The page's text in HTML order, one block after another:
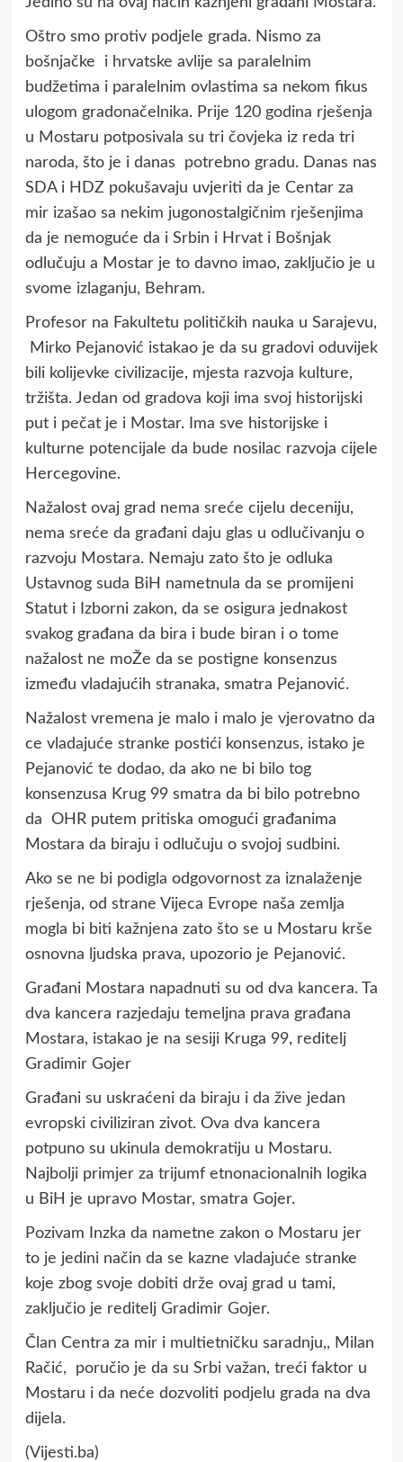
Oštro smo protiv podjele grada. Nismo za
bošnjačke i hrvatske avlije sa paralelnim
budžetima i paralelnim ovlastima sa nekom fikus
ulogom gradonačelnika. Prije 120 godina rješenja
u Mostaru potposivala su tri čovjeka iz reda tri
naroda, što je i danas potrebno gradu. Danas nas
SDA i HDZ pokušavaju uvjeriti da je Centar za
mir izašao sa nekim jugonostalgičnim rješenjima
da je nemoguće da i Srbin i Hrvat i Bošnjak
odlučuju a Mostar je to davno imao, zaključio je u
svome izlaganju, Behram.
Profesor na Fakultetu političkih nauka u Sarajevu,
Mirko Pejanović istakao je da su gradovi oduvijek
bili kolijevke civilizacije, mjesta razvoja kulture,
tržišta. Jedan od gradova koji ima svoj historijski
put i pečat je i Mostar. Ima sve historijske i
kulturne potencijale da bude nosilac razvoja cijele
Hercegovine.
Nažalost ovaj grad nema sreće cijelu deceniju,
nema sreće da građani daju glas u odlučivanju o
razvoju Mostara. Nemaju zato što je odluka
Ustavnog suda BiH nametnula da se promijeni
Statut i Izborni zakon, da se osigura jednakost
svakog građana da bira i bude biran i o tome
nažalost ne moŽe da se postigne konsenzus
između vladajućih stranaka, smatra Pejanović.
Nažalost vremena je malo i malo je vjerovatno da
ce vladajuće stranke postići konsenzus, istako je
Pejanović te dodao, da ako ne bi bilo tog
konsenzusa Krug 99 smatra da bi bilo potrebno
da OHR putem pritiska omogući građanima
Mostara da biraju i odlučuju o svojoj sudbini.
Ako se ne bi podigla odgovornost za iznalaženje
rješenja, od strane Vijeca Evrope naša zemlja
mogla bi biti kažnjena zato što se u Mostaru krše
osnovna ljudska prava, upozorio je Pejanović.
Građani Mostara napadnuti su od dva kancera. Ta
dva kancera razjedaju temeljna prava građana
Mostara, istakao je na sesiji Kruga 99, reditelj
Gradimir Gojer
Građani su uskraćeni da biraju i da žive jedan
evropski civiliziran zivot. Ova dva kancera
potpuno su ukinula demokratiju u Mostaru.
Najbolji primjer za trijumf etnonacionalnih logika
u BiH je upravo Mostar, smatra Gojer.
Pozivam Inzka da nametne zakon o Mostaru jer
to je jedini način da se kazne vladajuće stranke
koje zbog svoje dobiti drže ovaj grad u tami,
zaključio je reditelj Gradimir Gojer.
Član Centra za mir i multietničku saradnju,, Milan
Račić, poručio je da su Srbi važan, treći faktor u
Mostaru i da neće dozvoliti podjelu grada na dva
dijela.
(Vijesti.ba)